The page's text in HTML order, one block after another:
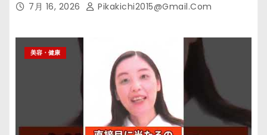
7月 16, 2026 Pikakichi2015@gmail.com
美容・健康